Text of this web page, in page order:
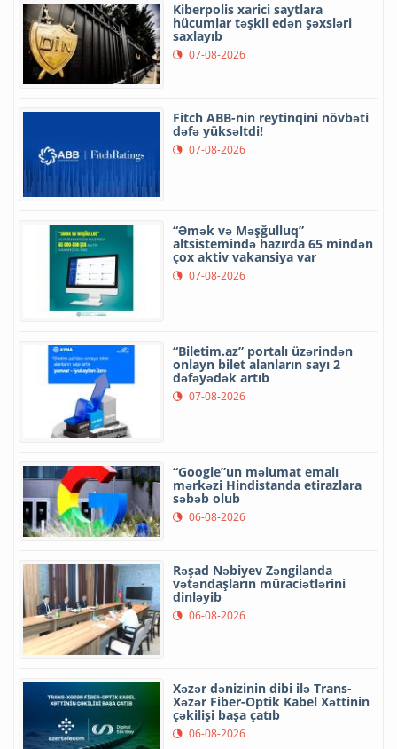
Kiberpolis xarici saytlara
hücumlar təşkil edən şəxsləri
saxlayıb
07-08-2026
Fitch ABB-nin reytinqini növbəti
dəfə yüksəltdi!
07-08-2026
“Əmək və Məşğulluq”
altsistemində hazırda 65 mindən
çox aktiv vakansiya var
07-08-2026
“Biletim.az” portalı üzərindən
onlayn bilet alanların sayı 2
dəfəyədək artıb
07-08-2026
“Google”un məlumat emalı
mərkəzi Hindistanda etirazlara
səbəb olub
06-08-2026
Rəşad Nəbiyev Zəngilanda
vətəndaşların müraciətlərini
dinləyib
06-08-2026
Xəzər dənizinin dibi ilə Trans-
Xəzər Fiber-Optik Kabel Xəttinin
çəkilişi başa çatıb
06-08-2026